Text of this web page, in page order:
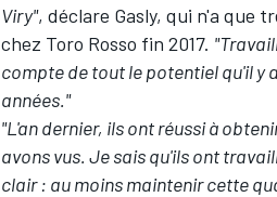
Viry", déclare Gasly, qui n'a que
chez Toro Rosso fin 2017.
compte de tout le potentiel qu'il y
années."
"L'an dernier, ils ont réussi à
avons vus. Je sais qu'ils ont
clair : au moins maintenir cette